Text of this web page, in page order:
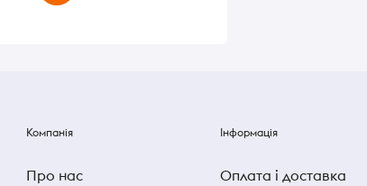
Компанія
Про нас
Інформація
Оплата і доставка